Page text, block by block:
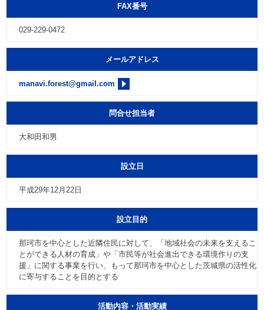
FAX番号
029-229-0472
メールアドレス
manavi.forest@gmail.com
問合せ担当者
大和田和男
設立日
平成29年12月22日
設立目的
那珂市を中心とした近隣住民に対して、「地域社会の未来を支えるこ
とができる人材の育成」や「市民等が社会進出できる環境作りの支
援」に関する事業を行い、もって那珂市を中心とした茨城県の活性化
に寄与することを目的とする
活動内容・活動実績